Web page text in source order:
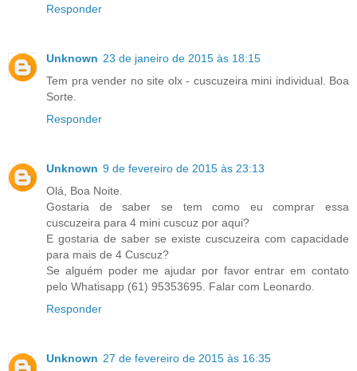
Responder
Unknown 23 de janeiro de 2015 às 18:15
Tem pra vender no site olx - cuscuzeira mini individual. Boa
Sorte.
Responder
Unknown 9 de fevereiro de 2015 às 23:13
Olá, Boa Noite.
Gostaria de saber se tem como eu comprar essa
cuscuzeira para 4 mini cuscuz por aqui?
E gostaria de saber se existe cuscuzeira com capacidade
para mais de 4 Cuscuz?
Se alguém poder me ajudar por favor entrar em contato
pelo Whatisapp (61) 95353695. Falar com Leonardo.
Responder
Unknown 27 de fevereiro de 2015 às 16:35